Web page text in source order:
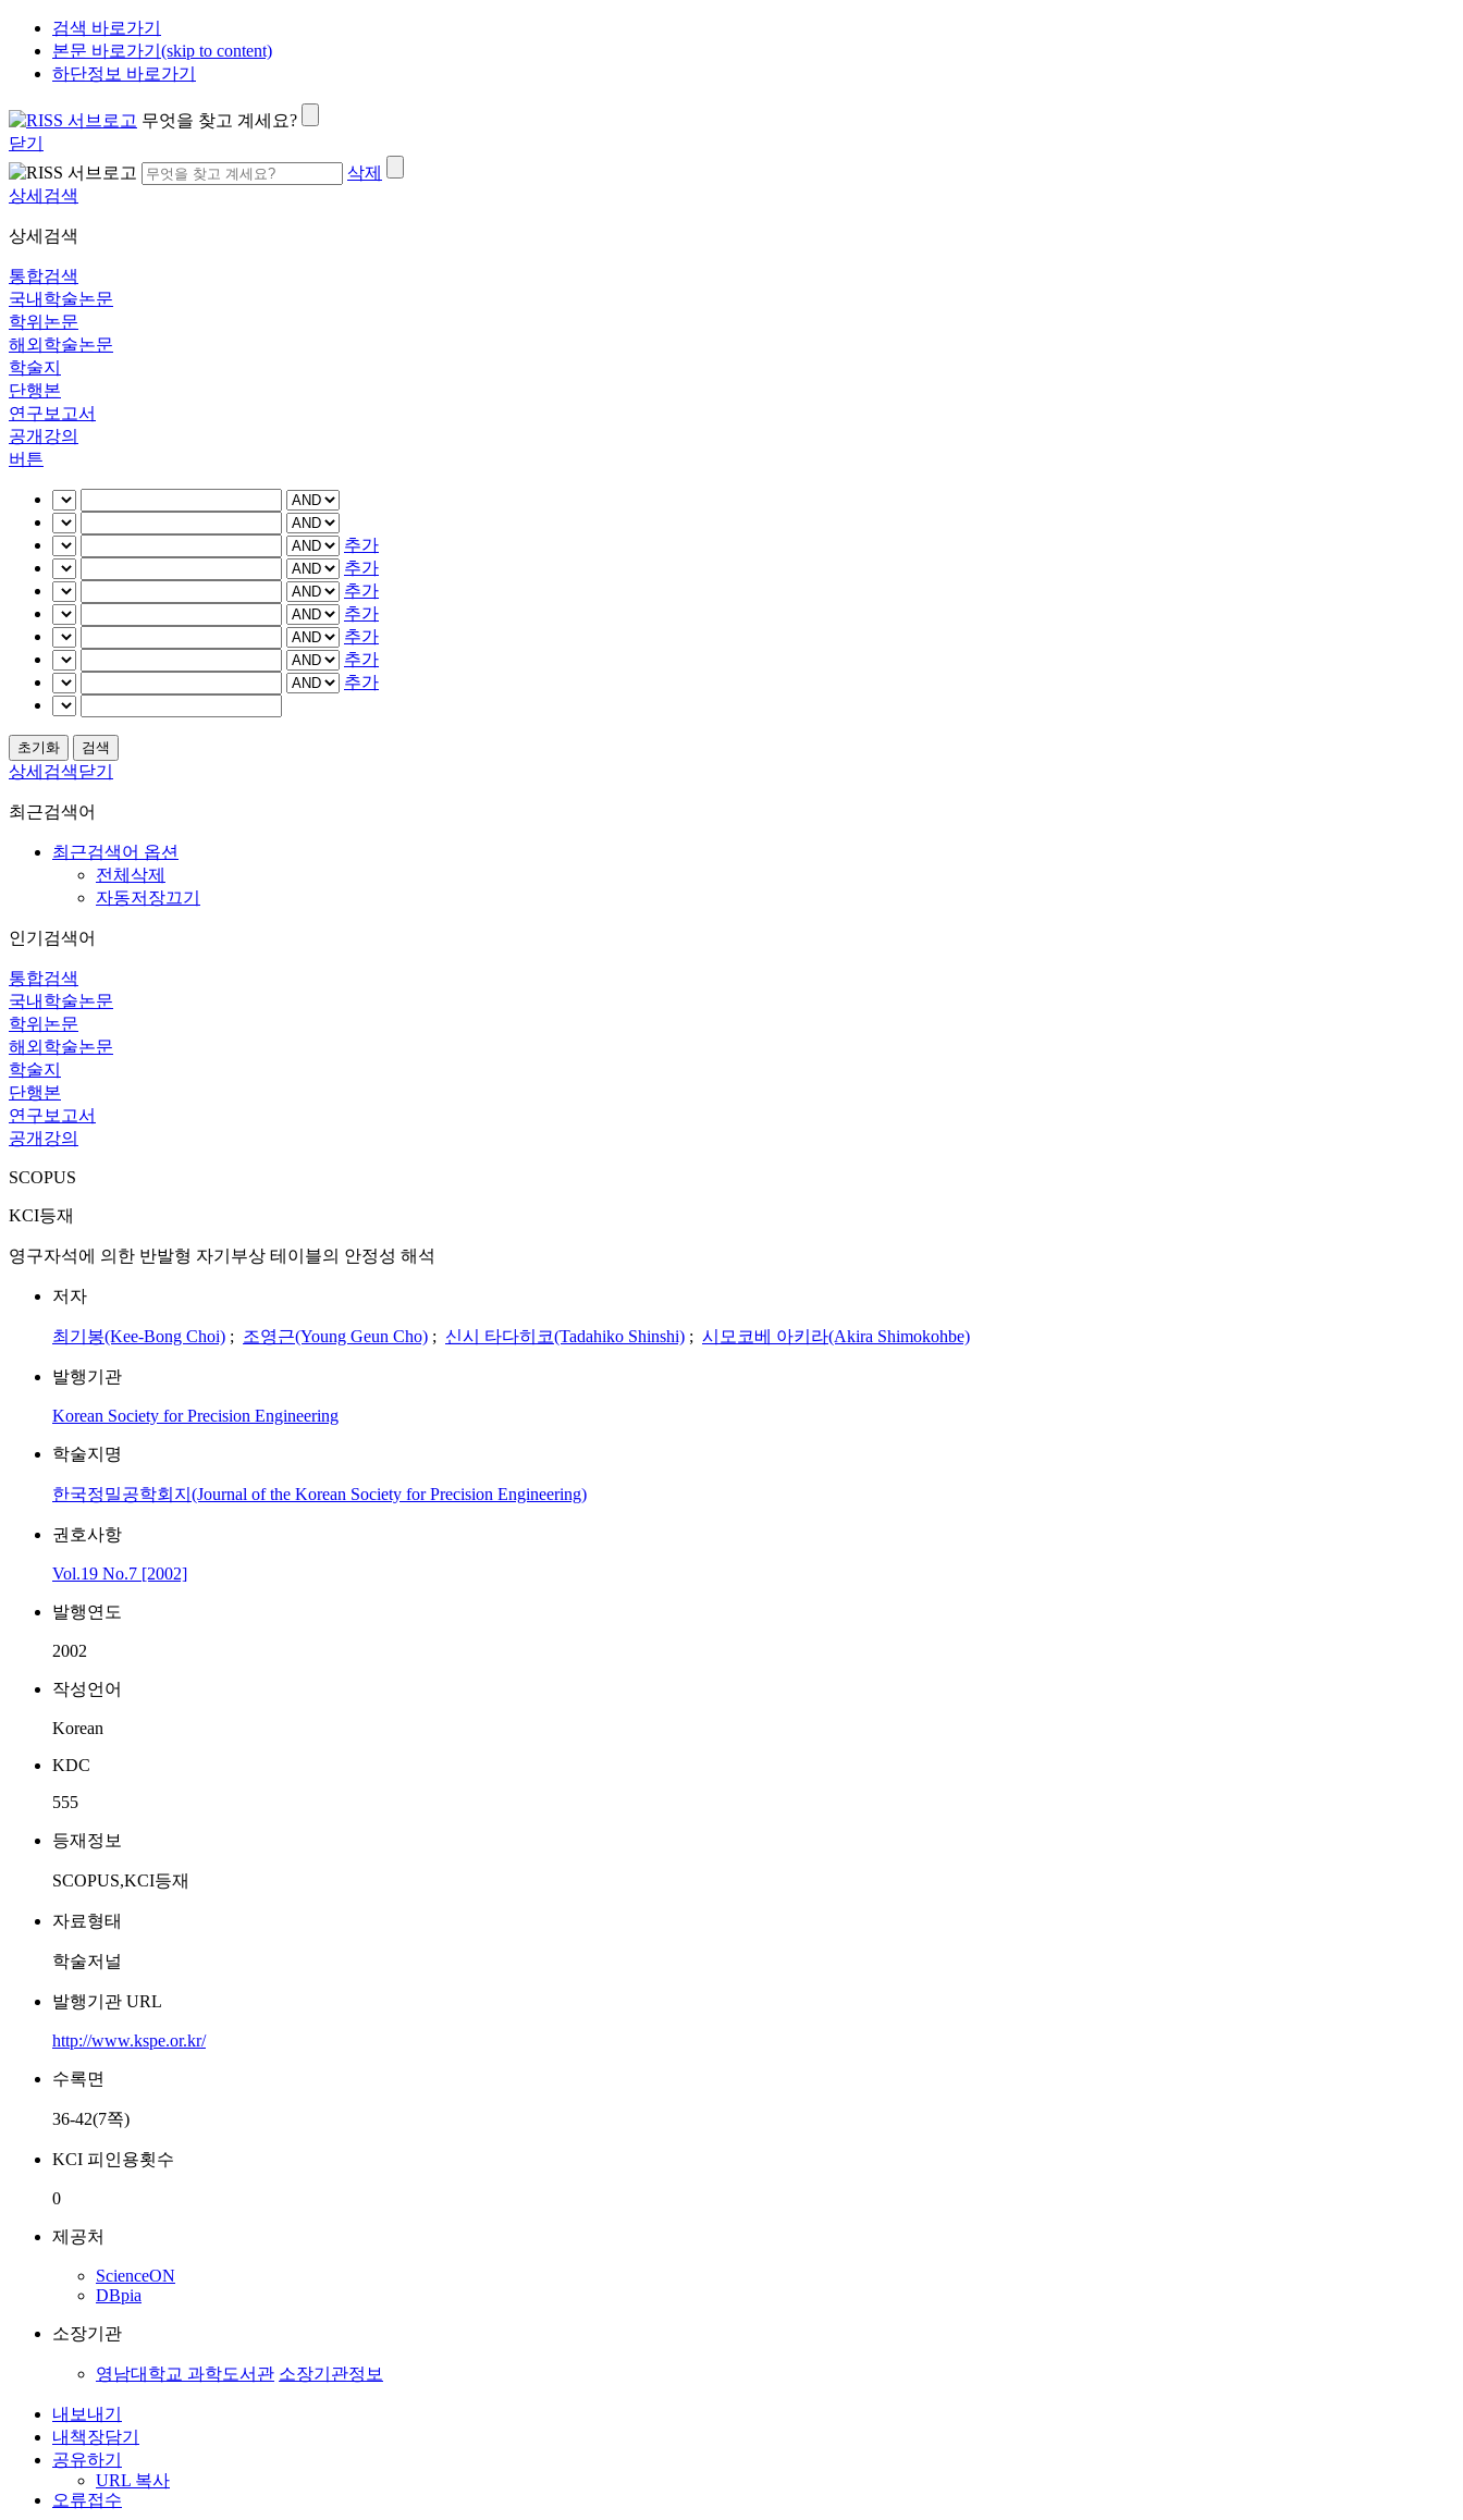
검색 바로가기
본문 바로가기(skip to content)
하단정보 바로가기
무엇을 찾고 계세요?
닫기
삭제
상세검색
상세검색
통합검색
국내학술논문
학위논문
해외학술논문
학술지
단행본
연구보고서
공개강의
버튼
추가
추가
추가
추가
추가
추가
추가
상세검색닫기
최근검색어
최근검색어 옵션
전체삭제
자동저장끄기
인기검색어
통합검색
국내학술논문
학위논문
해외학술논문
학술지
단행본
연구보고서
공개강의
SCOPUS
KCI등재
영구자석에 의한 반발형 자기부상 테이블의 안정성 해석
저자
최기봉(Kee-Bong Choi) ; 조영근(Young Geun Cho) ; 신시 타다히코(Tadahiko Shinshi) ; 시모코베 아키라(Akira Shimokohbe)
발행기관
Korean Society for Precision Engineering
학술지명
한국정밀공학회지(Journal of the Korean Society for Precision Engineering)
권호사항
Vol.19 No.7 [2002]
발행연도
2002
작성언어
Korean
KDC
555
등재정보
SCOPUS,KCI등재
자료형태
학술저널
발행기관 URL
http://www.kspe.or.kr/
수록면
36-42(7쪽)
KCI 피인용횟수
0
제공처
ScienceON
DBpia
소장기관
영남대학교 과학도서관 소장기관정보
내보내기
내책장담기
공유하기
URL 복사
오류접수